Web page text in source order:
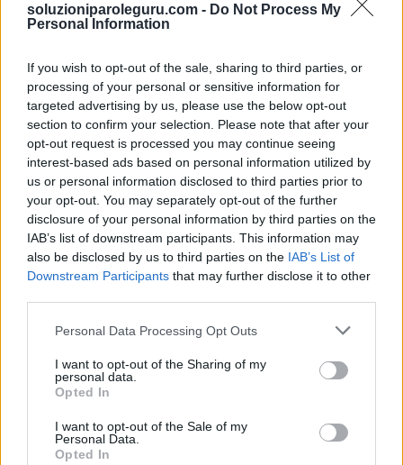
soluzioniparoleguru.com - Do Not Process My
Personal Information
If you wish to opt-out of the sale, sharing to third parties, or
processing of your personal or sensitive information for
targeted advertising by us, please use the below opt-out
section to confirm your selection. Please note that after your
opt-out request is processed you may continue seeing
interest-based ads based on personal information utilized by
us or personal information disclosed to third parties prior to
your opt-out. You may separately opt-out of the further
disclosure of your personal information by third parties on the
IAB’s list of downstream participants. This information may
also be disclosed by us to third parties on the IAB’s List of
Downstream Participants that may further disclose it to other
Personal Data Processing Opt Outs
I want to opt-out of the Sharing of my
personal data.
Opted In
I want to opt-out of the Sale of my
Personal Data.
Opted In
SFIDA QUOTIDIANA
Ricerca per lettere. Inserisci tutte le
lettere del puzzle:
Ricerca
per
lettere.
Inserisci
tutte
lettere
Ricerca
Spiacenti, non abbiamo trovato il tuo puzzle, quindi ho
generato un elenco di parole che potrebbero esserti
utili.
CERCA ALTRE RISPOSTE
(2465voti, media: 3,80
Scarica Parole Guru